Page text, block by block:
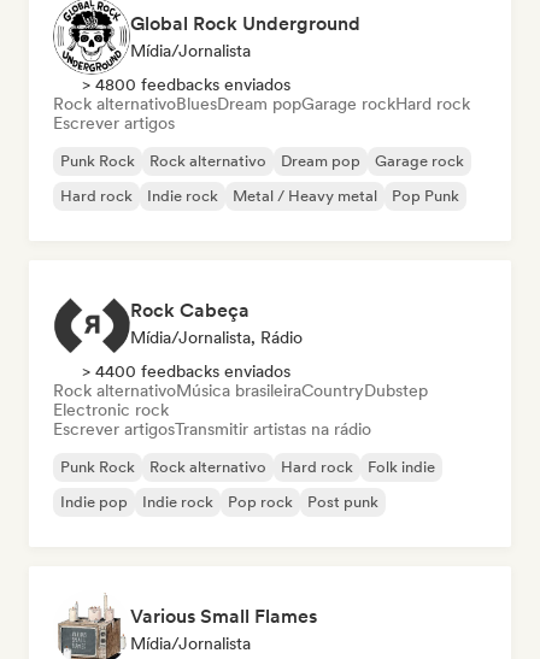
Global Rock Underground
Mídia/Jornalista
> 4800 feedbacks enviados
Rock alternativoBluesDream popGarage rockHard rock
Escrever artigos
Punk Rock Rock alternativo Dream pop
Garage rock
Hard rock
Indie rock Metal / Heavy metal Pop Punk
Rock Cabeça
Mídia/Jornalista, Rádio
> 4400 feedbacks enviados
Rock alternativoMúsica brasileiraCountryDubstep
Electronic rock
Escrever artigosTransmitir artistas na rádio
Punk Rock Rock alternativo Hard rock
Folk indie
Indie pop
Indie rock Pop rock Post punk
Various Small Flames
Mídia/Jornalista